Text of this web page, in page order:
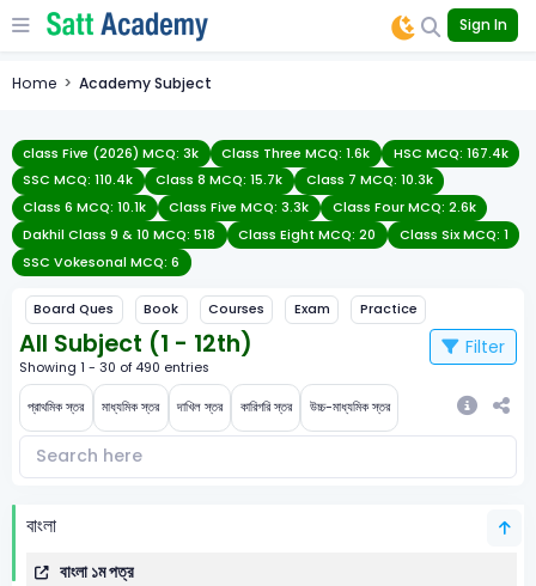
Sign In
Home Academy Subject
class Five (2026) MCQ: 3k Class Three MCQ: 1.6k
HSC MCQ: 167.4k
SSC MCQ: 110.4k
Class 8 MCQ: 15.7k
Class 7 MCQ: 10.3k
Class 6 MCQ: 10.1k
Class Five MCQ: 3.3k
Class Four MCQ: 2.6k
Dakhil Class 9 & 10 MCQ: 518
Class Eight MCQ: 20
Class Six MCQ: 1
SSC Vokesonal MCQ: 6
Board Ques Book Courses Exam Practice
All Subject (1 - 12th)
Showing 1 - 30 of 490 entries
Filter
প্রাথমিক স্তর মাধ্যমিক স্তর দাখিল স্তর কারিগরি স্তর উচ্চ-মাধ্যমিক স্তর
বাংলা
বাংলা ১ম পত্র